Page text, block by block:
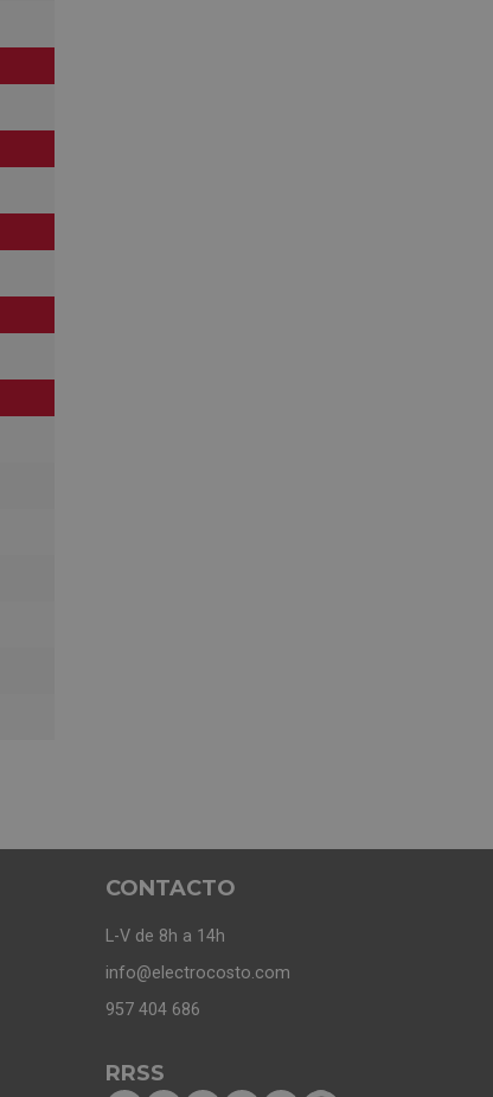
CONTACTO
L-V de 8h a 14h
info@electrocosto.com
957 404 686
RRSS